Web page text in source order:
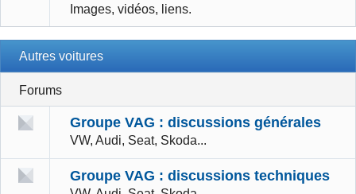
Images, vidéos, liens.
Autres voitures
Forums
Groupe VAG : discussions générales
VW, Audi, Seat, Skoda...
Groupe VAG : discussions techniques